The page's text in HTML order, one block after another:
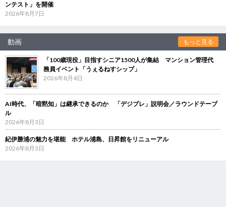
ンテスト」を開催
2026年8月7日
動画 もっと見る
「100歳現役」目指すシニア1500人が集結 マンション管理代
務員イベント「うぇるねすシップ」
2026年8月4日
AI時代、「暗黙知」は継承できるのか 「デジブレ」説明会／ラウンドテーブ
ル
2026年8月3日
紀伊勝浦の魅力を堪能 ホテル浦島、日昇館をリニューアル
2026年8月3日